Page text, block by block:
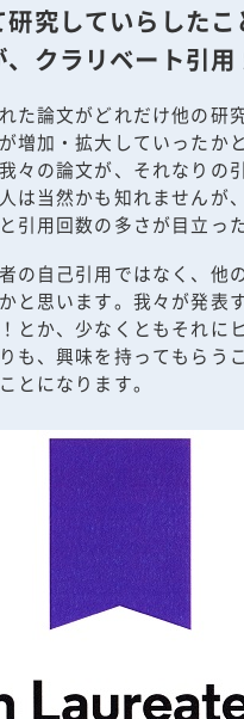
究していらした
クラリベート引
論文がどれだけ他の研
増加・拡大していった
々の論文が、それなり
は当然かも知れません
用回数の多さが目立っ
自己引用ではなく、他
と思います。我々が発
とか、少なくともそれ
も、興味を持ってもら
とになります。